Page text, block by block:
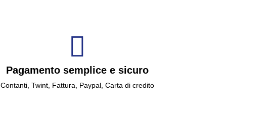
Pagamento semplice e sicuro
Contanti, Twint, Fattura, Paypal, Carta di credito